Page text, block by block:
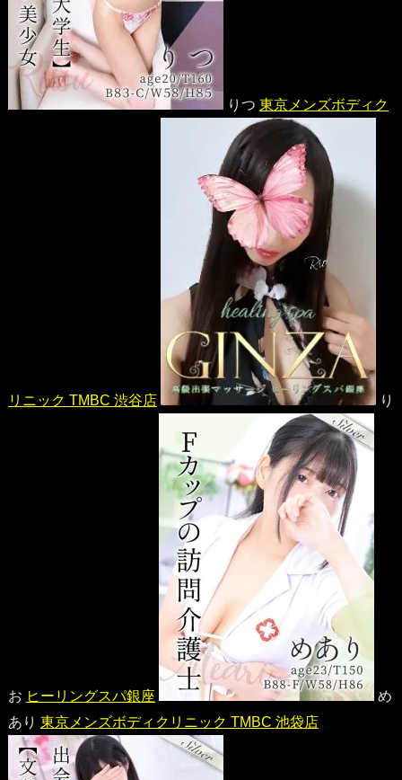
りつ 東京メンズボディク
リニック TMBC 渋谷店 り
お ヒーリングスパ銀座
め
あり 東京メンズボディクリニック TMBC 池袋店